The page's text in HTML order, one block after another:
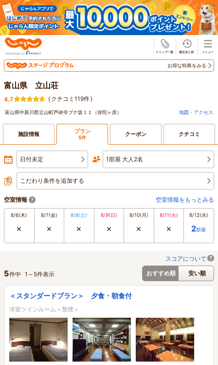
お得な特典をみる
富山県 立山荘
4.7 ( クチコミ119件)
富山県中新川郡立山町芦峅寺ブナ坂１１（弥陀ヶ原） 地図・アクセス
施設情報 プラン
5件 クーポン クチコミ
日付未定 1部屋 大人2名
こだわり条件を追加する
空室情報 空室情報をもっとみる
8/6(木)
×
8/7(金)
×
8/8(土)
×
8/9(日)
×
8/10(月)
×
8/11(火)
×
8/12(水)
2部屋
スコアについて
おすすめ順
安い順
5件中 1 ～ 5件表示
＜スタンダードプラン＞ 夕食・朝食付
洋室ツインルーム＜禁煙＞